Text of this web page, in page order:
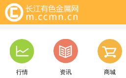
行情 资讯 商城